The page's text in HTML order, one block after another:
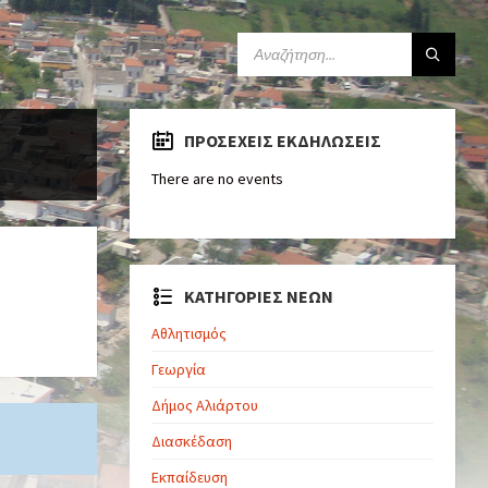
ΠΡΟΣΕΧΕΊΣ ΕΚΔΗΛΏΣΕΙΣ
There are no events
ΚΑΤΗΓΟΡΙΕΣ ΝΕΩΝ
Αθλητισμός
Γεωργία
Δήμος Αλιάρτου
Διασκέδαση
Εκπαίδευση